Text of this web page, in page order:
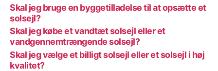
Skal jeg bruge en byggetilladelse til at opsætte et
solsejl?
Skal jeg købe et vandtæt solsejl eller et
vandgennemtrængende solsejl?
Skal jeg vælge et billigt solsejl eller et solsejl i høj
kvalitet?